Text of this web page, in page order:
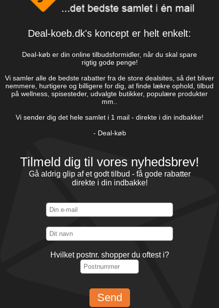
Deal-koeb.dk's koncept er helt enkelt:
Deal-køb er din online tilbudsformidler, når du skal spare
rigtig gode penge!
Vi samler alle de bedste rabatter fra de store dealsites, så det bliver
nemmere, hurtigere og billigere for dig, at finde lækre ophold, tilbud
på wellness, spisesteder, udvalgte butikker, populære produkter
mm..
Vi sender dig det hele samlet i 1 mail - direkte i din indbakke!
- Deal-køb
Tilmeld dig til vores nyhedsbrev!
Gå aldrig glip af et godt tilbud - få gode rabatter
direkte i din indbakke!
Hvilket postnr. shopper du oftest i?